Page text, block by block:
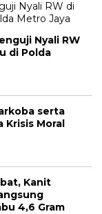
Nyali RW
di Polda
serta
Krisis Moral
Kanit
4,6 Gram